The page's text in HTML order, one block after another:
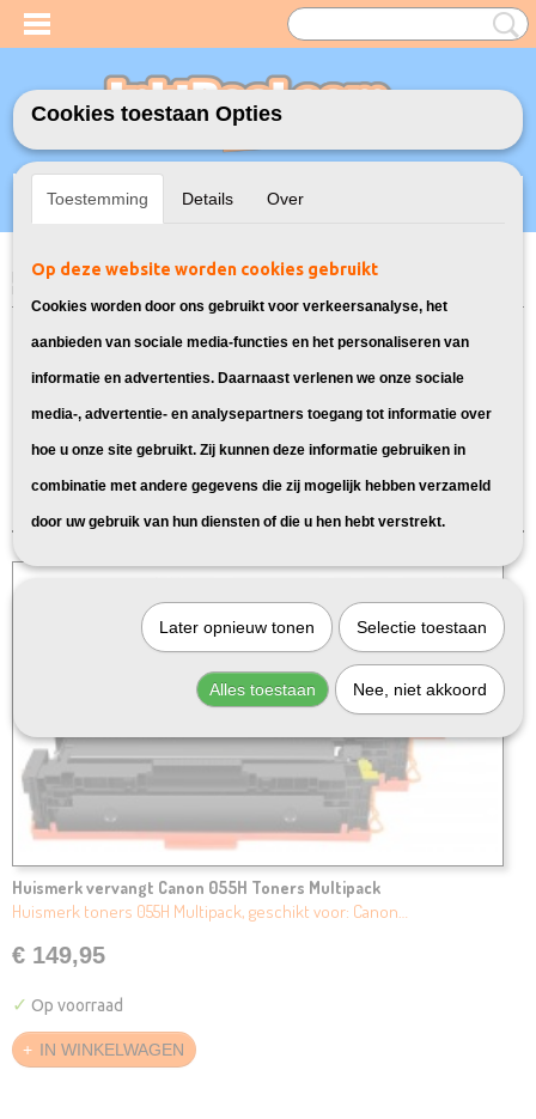
Inloggen Registreren
UW WINKELWAGEN
Home>Toners>055H toners voor Canon > Toner cartridges voor Canon
Overzicht van toner cartridges voor
Canon i-Sensys MF746CDW:
Huismerk vervangt Canon 055H Toners Multipack
Huismerk toners 055H Multipack, geschikt voor: Canon…
€ 149,95
✓ Op voorraad
IN WINKELWAGEN
Cookies toestaan Opties
Toestemming Details Over
Op deze website worden cookies gebruikt
Cookies worden door ons gebruikt voor verkeersanalyse, het
aanbieden van sociale media-functies en het personaliseren van
informatie en advertenties. Daarnaast verlenen we onze sociale
media-, advertentie- en analysepartners toegang tot informatie over
hoe u onze site gebruikt. Zij kunnen deze informatie gebruiken in
combinatie met andere gegevens die zij mogelijk hebben verzameld
door uw gebruik van hun diensten of die u hen hebt verstrekt.
Later opnieuw tonen Selectie toestaan
Alles toestaan Nee, niet akkoord